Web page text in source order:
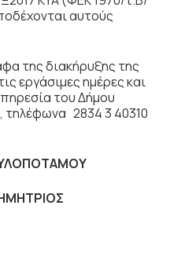
αυτούς
της διακήρυξης της
εργάσιμες ημέρες και
του Δήμου
2834 3 40310